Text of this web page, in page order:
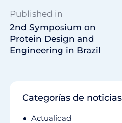
Published in
2nd Symposium on
Protein Design and
Engineering in Brazil
Categorías de noticias
Actualidad